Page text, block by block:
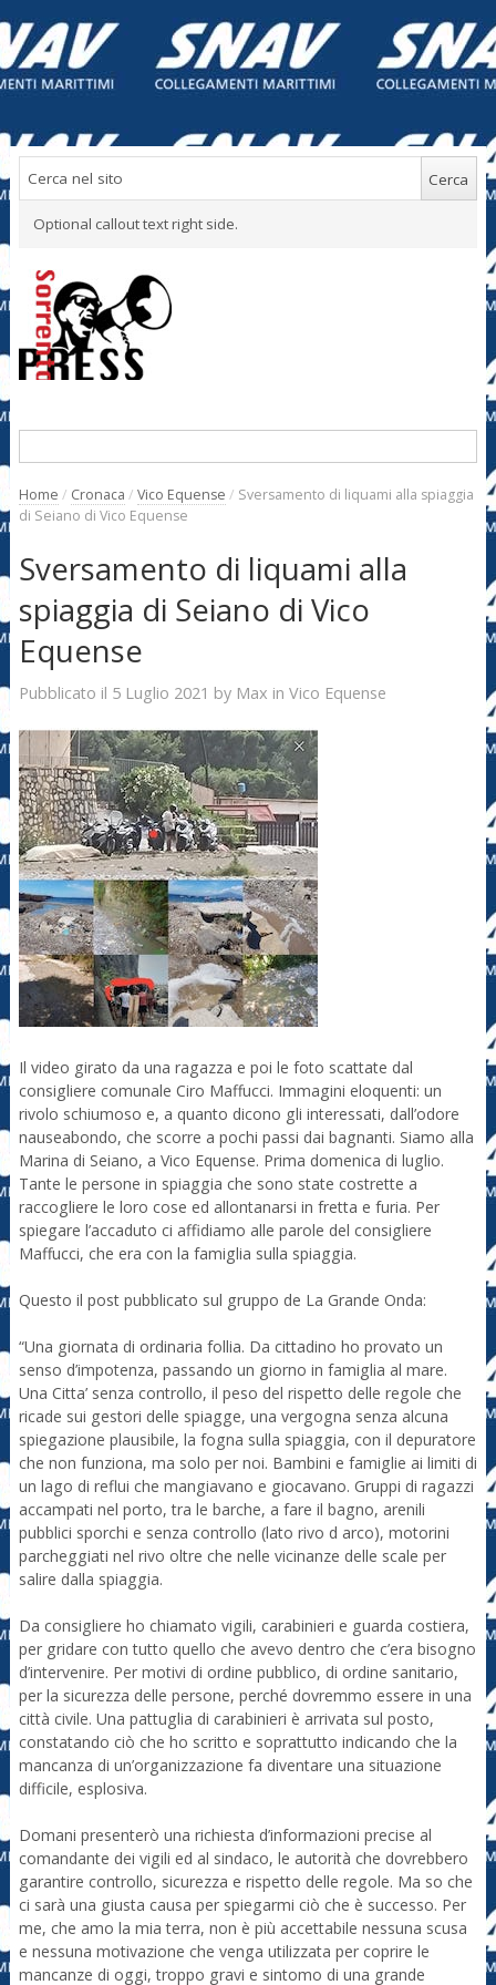
Optional callout text right side.
Home / Cronaca / Vico Equense / Sversamento di liquami alla spiaggia
di Seiano di Vico Equense
Sversamento di liquami alla
spiaggia di Seiano di Vico
Equense
Pubblicato il 5 Luglio 2021 by Max in Vico Equense
Il video girato da una ragazza e poi le foto scattate dal
consigliere comunale Ciro Maffucci. Immagini eloquenti: un
rivolo schiumoso e, a quanto dicono gli interessati, dall’odore
nauseabondo, che scorre a pochi passi dai bagnanti. Siamo alla
Marina di Seiano, a Vico Equense. Prima domenica di luglio.
Tante le persone in spiaggia che sono state costrette a
raccogliere le loro cose ed allontanarsi in fretta e furia. Per
spiegare l’accaduto ci affidiamo alle parole del consigliere
Maffucci, che era con la famiglia sulla spiaggia.
Questo il post pubblicato sul gruppo de La Grande Onda:
“Una giornata di ordinaria follia. Da cittadino ho provato un
senso d’impotenza, passando un giorno in famiglia al mare.
Una Citta’ senza controllo, il peso del rispetto delle regole che
ricade sui gestori delle spiagge, una vergogna senza alcuna
spiegazione plausibile, la fogna sulla spiaggia, con il depuratore
che non funziona, ma solo per noi. Bambini e famiglie ai limiti di
un lago di reflui che mangiavano e giocavano. Gruppi di ragazzi
accampati nel porto, tra le barche, a fare il bagno, arenili
pubblici sporchi e senza controllo (lato rivo d arco), motorini
parcheggiati nel rivo oltre che nelle vicinanze delle scale per
salire dalla spiaggia.
Da consigliere ho chiamato vigili, carabinieri e guarda costiera,
per gridare con tutto quello che avevo dentro che c’era bisogno
d’intervenire. Per motivi di ordine pubblico, di ordine sanitario,
per la sicurezza delle persone, perché dovremmo essere in una
città civile. Una pattuglia di carabinieri è arrivata sul posto,
constatando ciò che ho scritto e soprattutto indicando che la
mancanza di un’organizzazione fa diventare una situazione
difficile, esplosiva.
Domani presenterò una richiesta d’informazioni precise al
comandante dei vigili ed al sindaco, le autorità che dovrebbero
garantire controllo, sicurezza e rispetto delle regole. Ma so che
ci sarà una giusta causa per spiegarmi ciò che è successo. Per
me, che amo la mia terra, non è più accettabile nessuna scusa
e nessuna motivazione che venga utilizzata per coprire le
mancanze di oggi, troppo gravi e sintomo di una grande